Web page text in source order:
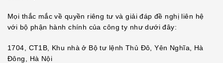
Mọi thắc mắc về quyền riêng tư và giải đáp đề nghị liên hệ
với bộ phận hành chính của công ty như dưới đây:
1704, CT1B, Khu nhà ở Bộ tư lệnh Thủ Đô, Yên Nghĩa, Hà
Đông, Hà Nội